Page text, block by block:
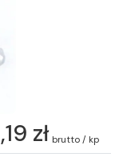
zł brutto / kp